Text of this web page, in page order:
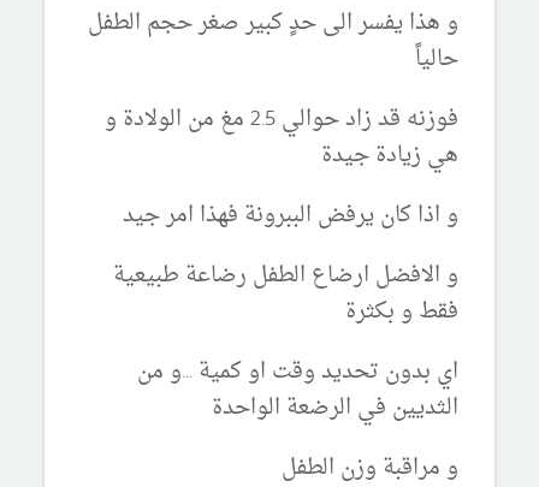
و هذا يفسر الى حدٍ كبير صغر حجم الطفل
حالياً
فوزنه قد زاد حوالي 2.5 مغ من الولادة و
هي زيادة جيدة
و اذا كان يرفض الببرونة فهذا امر جيد
و الافضل ارضاع الطفل رضاعة طبيعية
فقط و بكثرة
اي بدون تحديد وقت او كمية ...و من
الثديين في الرضعة الواحدة
و مراقبة وزن الطفل